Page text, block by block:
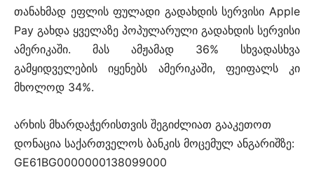
თანახმად ეფლის ფულადი გადახდის სერვისი Apple
Pay გახდა ყველაზე პოპულარული გადახდის სერვისი
ამერიკაში. მას ამჟამად 36% სხვადასხვა
გამყიდველების იყენებს ამერიკაში, ფეიფალს კი
მხოლოდ 34%.
არხის მხარდაჭერისთვის შეგიძლიათ გააკეთოთ
დონაცია საქართველოს ბანკის მოცემულ ანგარიშზე:
GE61BG0000000138099000